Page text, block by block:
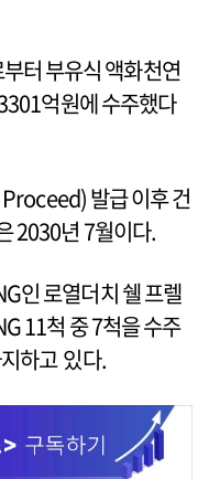
터 부유식 액화천연
억원에 수주했다
발급 이후 건
2030년 7월이다.
인 로열더치 쉘 프렐
11척 중 7척을 수주
하고 있다.